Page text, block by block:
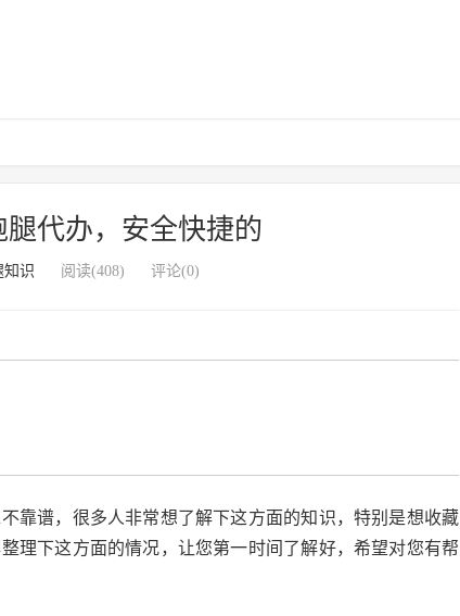
代办，安全快捷的
知识 阅读(408) 评论(0)
靠谱，很多人非常想了解下这方面的知识，特别是想收藏
理下这方面的情况，让您第一时间了解好，希望对您有帮